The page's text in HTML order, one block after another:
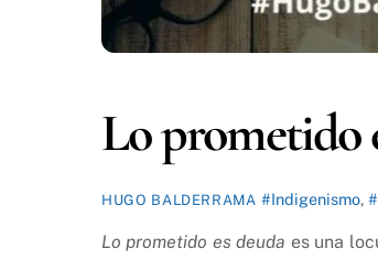
Lo prometido
HUGO BALDERRAMA #Indigenismo,
Lo prometido es deuda es una